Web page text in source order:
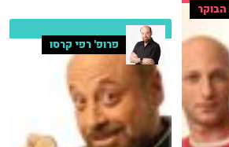
הבוקר
פרופ' רפי קרסו